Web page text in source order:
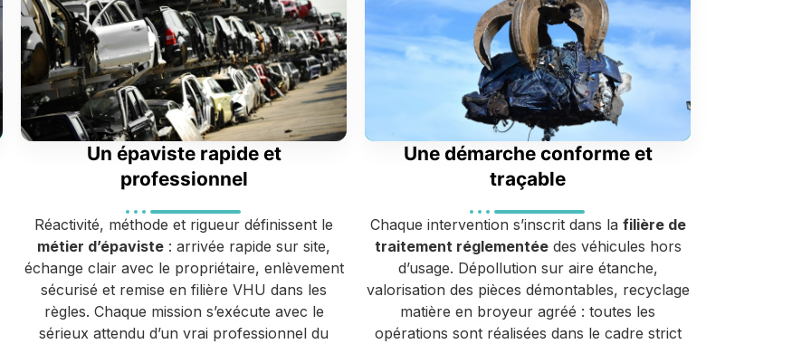
Un épaviste rapide et
professionnel
Réactivité, méthode et rigueur définissent le
métier d’épaviste : arrivée rapide sur site,
échange clair avec le propriétaire, enlèvement
sécurisé et remise en filière VHU dans les
règles. Chaque mission s’exécute avec le
sérieux attendu d’un vrai professionnel du
Une démarche conforme et
traçable
Chaque intervention s’inscrit dans la filière de
traitement réglementéedes véhicules hors
d’usage. Dépollution sur aire étanche,
valorisation des pièces démontables, recyclage
matière en broyeur agréé : toutes les
opérations sont réalisées dans le cadre strict